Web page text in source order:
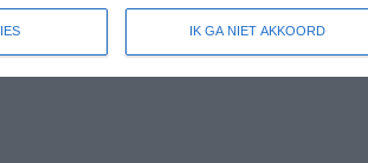
IK GA NIET AKKOORD